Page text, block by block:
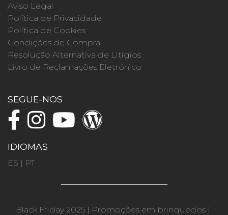
Aviso Legal
Política de Privacidade
Política de Cookies
Condições de Compra
Resolução Alternativa de Litígios
Livro de Reclamações Eletrónico
SEGUE-NOS
IDIOMAS
ES | PT
Black Friday 2025 | Promoções em brinquedos |